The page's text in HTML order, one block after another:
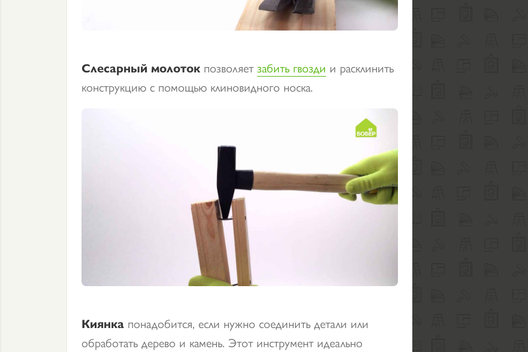
Слесарный молоток позволяет забить гвозди и расклинить
конструкцию с помощью клиновидного носка.
Киянка понадобится, если нужно соединить детали или
обработать дерево и камень. Этот инструмент идеально